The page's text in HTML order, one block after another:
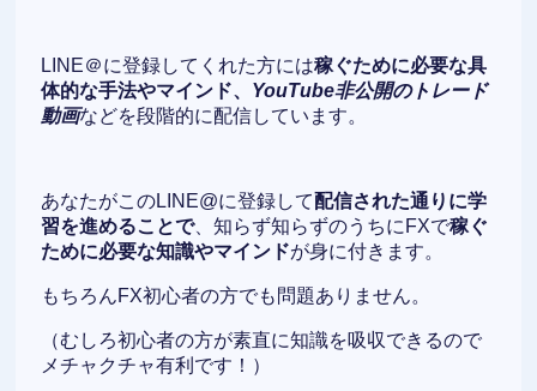
LINE＠に登録してくれた方には稼ぐために必要な具
体的な手法やマインド、 YouTube非公開のトレード
動画などを段階的に配信しています。
あなたがこのLINE@に登録して配信された通りに学
習を進めることで、知らず知らずのうちにFXで稼ぐ
ために必要な知識やマインドが身に付きます。
もちろんFX初心者の方でも問題ありません。
（むしろ初心者の方が素直に知識を吸収できるので
メチャクチャ有利です！）